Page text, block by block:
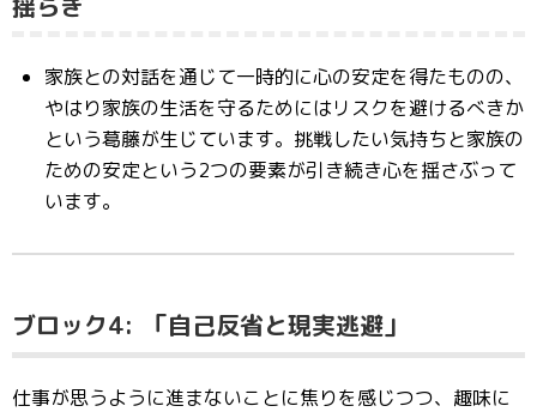
家族との対話を通じて一時的に心の安定を得たものの、
やはり家族の生活を守るためにはリスクを避けるべきか
という葛藤が生じています。挑戦したい気持ちと家族の
ための安定という2つの要素が引き続き心を揺さぶって
います。
ブロック4: 「自己反省と現実逃避」
仕事が思うように進まないことに焦りを感じつつ、趣味に